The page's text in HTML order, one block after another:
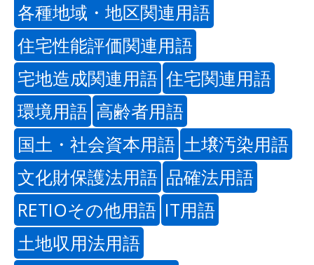
各種地域・地区関連用語
住宅性能評価関連用語
宅地造成関連用語 住宅関連用語
環境用語 高齢者用語
国土・社会資本用語 土壌汚染用語
文化財保護法用語 品確法用語
RETIOその他用語 IT用語
土地収用法用語